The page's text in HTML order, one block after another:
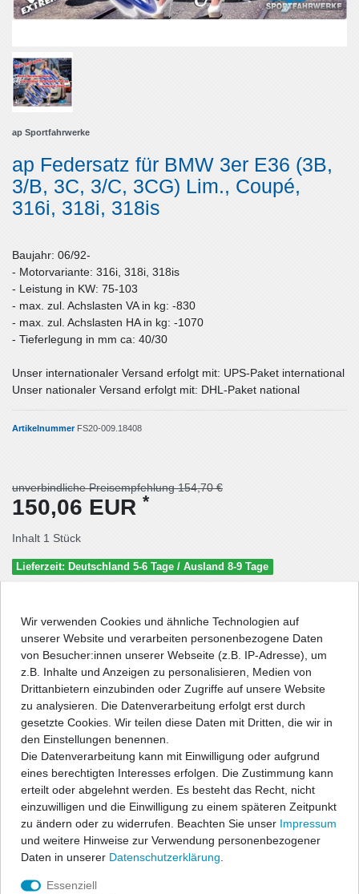
ap Sportfahrwerke
ap Federsatz für BMW 3er E36 (3B,
3/B, 3C, 3/C, 3CG) Lim., Coupé,
316i, 318i, 318is
Baujahr: 06/92-
- Motorvariante: 316i, 318i, 318is
- Leistung in KW: 75-103
- max. zul. Achslasten VA in kg: -830
- max. zul. Achslasten HA in kg: -1070
- Tieferlegung in mm ca: 40/30
Unser internationaler Versand erfolgt mit: UPS-Paket international
Unser nationaler Versand erfolgt mit: DHL-Paket national
Artikelnummer FS20-009.18408
unverbindliche Preisempfehlung 154,70 €
150,06 EUR *
Inhalt 1 Stück
Lieferzeit: Deutschland 5-6 Tage / Ausland 8-9 Tage
Wunschliste
* inkl. ges. MwSt. zzgl. Versandkosten
Beschreibung
Technische Daten
Angaben Produktsicherheit
Wir verwenden Cookies und ähnliche Technologien auf
unserer Website und verarbeiten personenbezogene Daten
von Besucher:innen unserer Webseite (z.B. IP-Adresse), um
z.B. Inhalte und Anzeigen zu personalisieren, Medien von
Drittanbietern einzubinden oder Zugriffe auf unsere Website
zu analysieren. Die Datenverarbeitung erfolgt erst durch
gesetzte Cookies. Wir teilen diese Daten mit Dritten, die wir in
den Einstellungen benennen.
Die Datenverarbeitung kann mit Einwilligung oder aufgrund
eines berechtigten Interesses erfolgen. Die Zustimmung kann
erteilt oder abgelehnt werden. Es besteht das Recht, nicht
einzuwilligen und die Einwilligung zu einem späteren Zeitpunkt
zu ändern oder zu widerrufen. Beachten Sie unser Impressum
und weitere Hinweise zur Verwendung personenbezogener
Daten in unserer Daten­schutz­erklärung
Essenziell